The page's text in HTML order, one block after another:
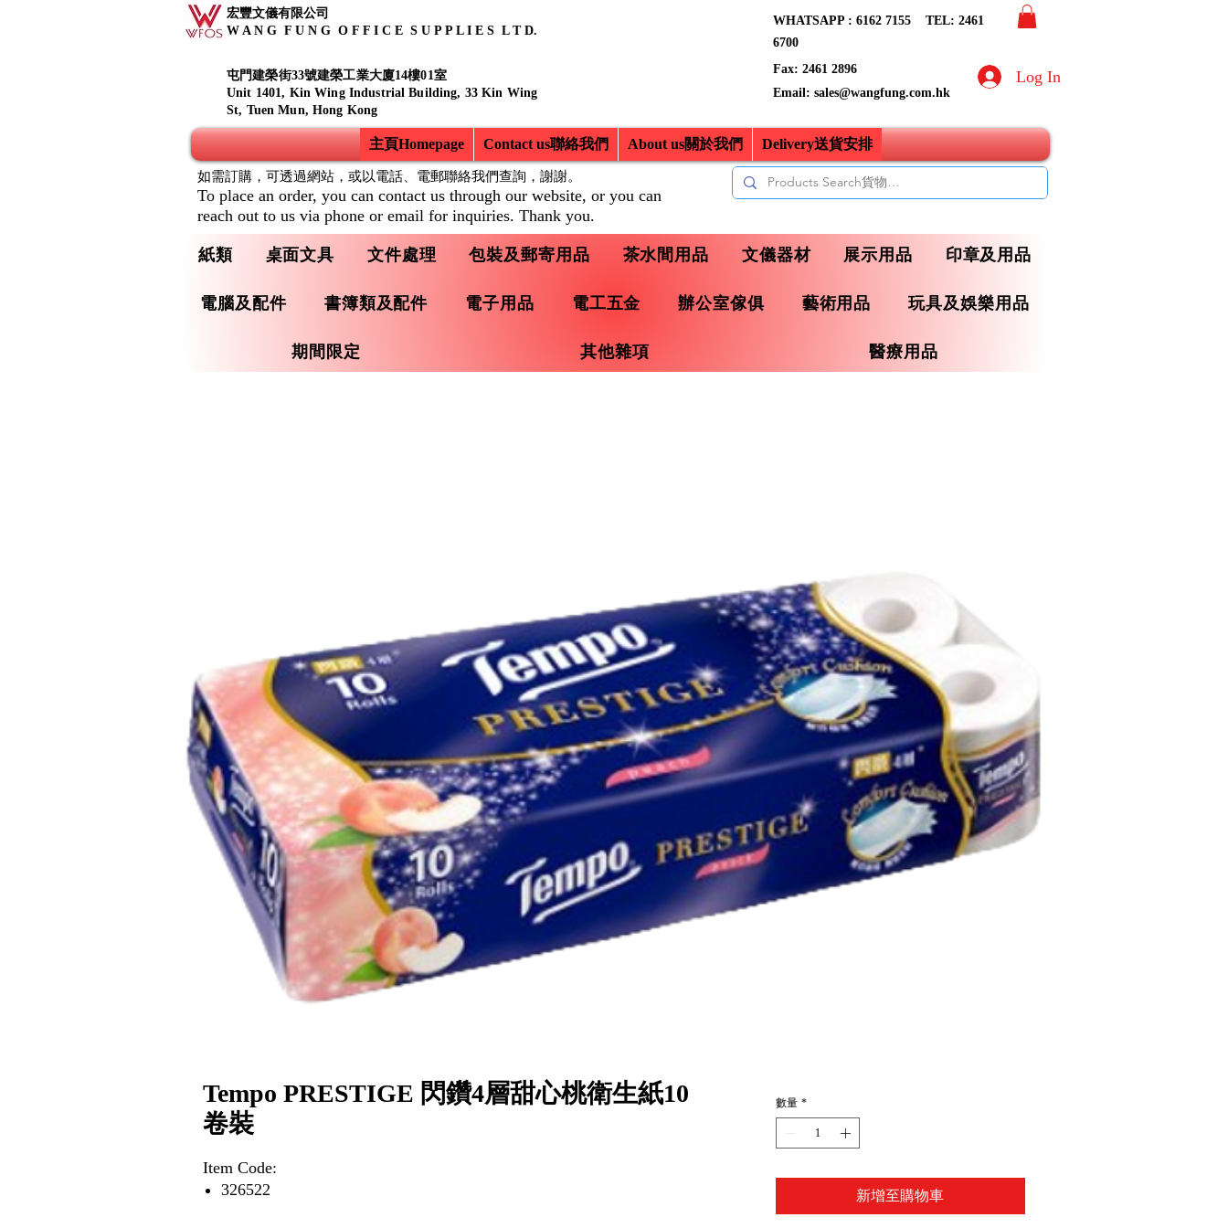
宏豐文儀有限公司
W A N G F U N G O F F I C E S U P P L I E S L T D.
屯門建榮街33號建榮工業大廈14樓01室
Unit 1401, Kin Wing Industrial Building, 33 Kin Wing
St, Tuen Mun, Hong Kong
WHATSAPP : 6162 7155​ TEL: 2461
6700
Fax: 2461 2896
Email: sales@wangfung.com.hk
Log In
主頁Homepage Contact us聯絡我們 About us關於我們 Delivery送貨安排
紙類 桌面文具 文件處理 包裝及郵寄用品 茶水間用品 文儀器材 展示用品 印章及用品
電腦及配件 書簿類及配件 電子用品 電工五金 辦公室傢俱 藝術用品 玩具及娛樂用品
期間限定 其他雜項 醫療用品
如需訂購，可透過網站，或以電話、電郵聯絡我們查詢， 謝謝。
To place an order, you can contact us through our website, or you can
reach out to us via phone or email for inquiries. Thank you.
Tempo PRESTIGE 閃鑽4層甜心桃衛生紙10
卷裝
Item Code:
326522
數量 *
新增至購物車